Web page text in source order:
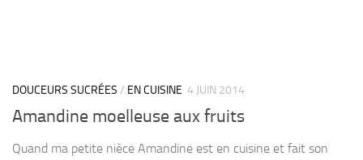
DOUCEURS SUCRÉES / EN CUISINE 4 JUIN 2014
Amandine moelleuse aux fruits
Quand ma petite nièce Amandine est en cuisine et fait son